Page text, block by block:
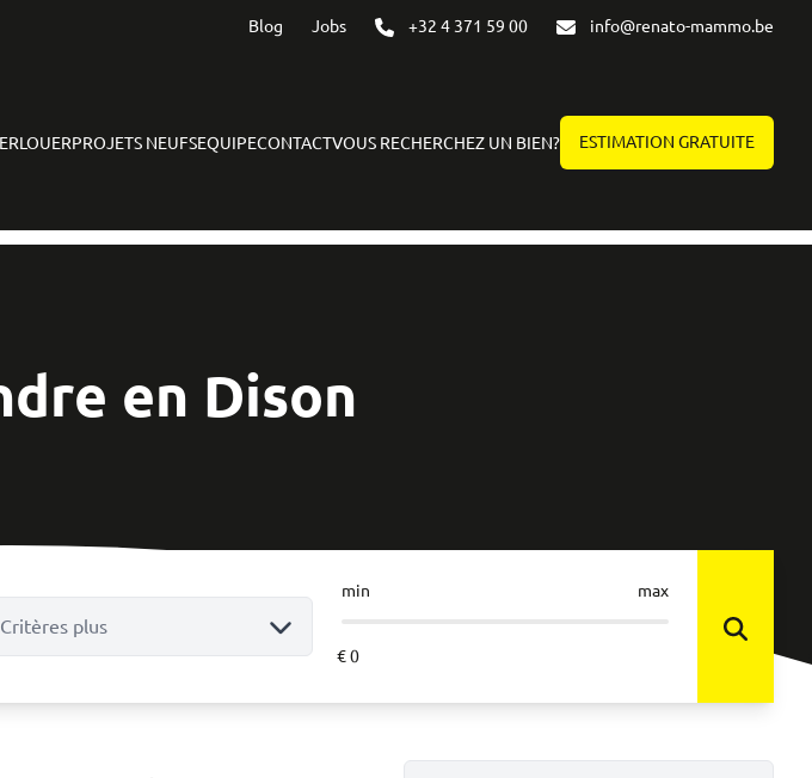
Blog Jobs +32 4 371 59 00 info@renato-mammo.be
LOUERPROJETS NEUFSEQUIPECONTACTVOUS RECHERCHEZ UN BIEN? ESTIMATION GRATUITE
en Dison
Critères plus
min max